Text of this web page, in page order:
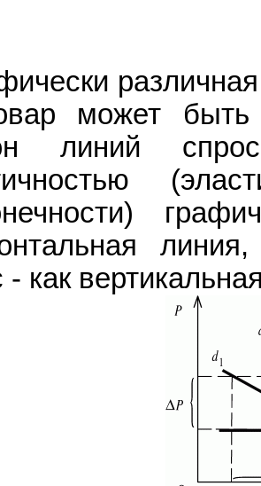
может быть
линий
- как